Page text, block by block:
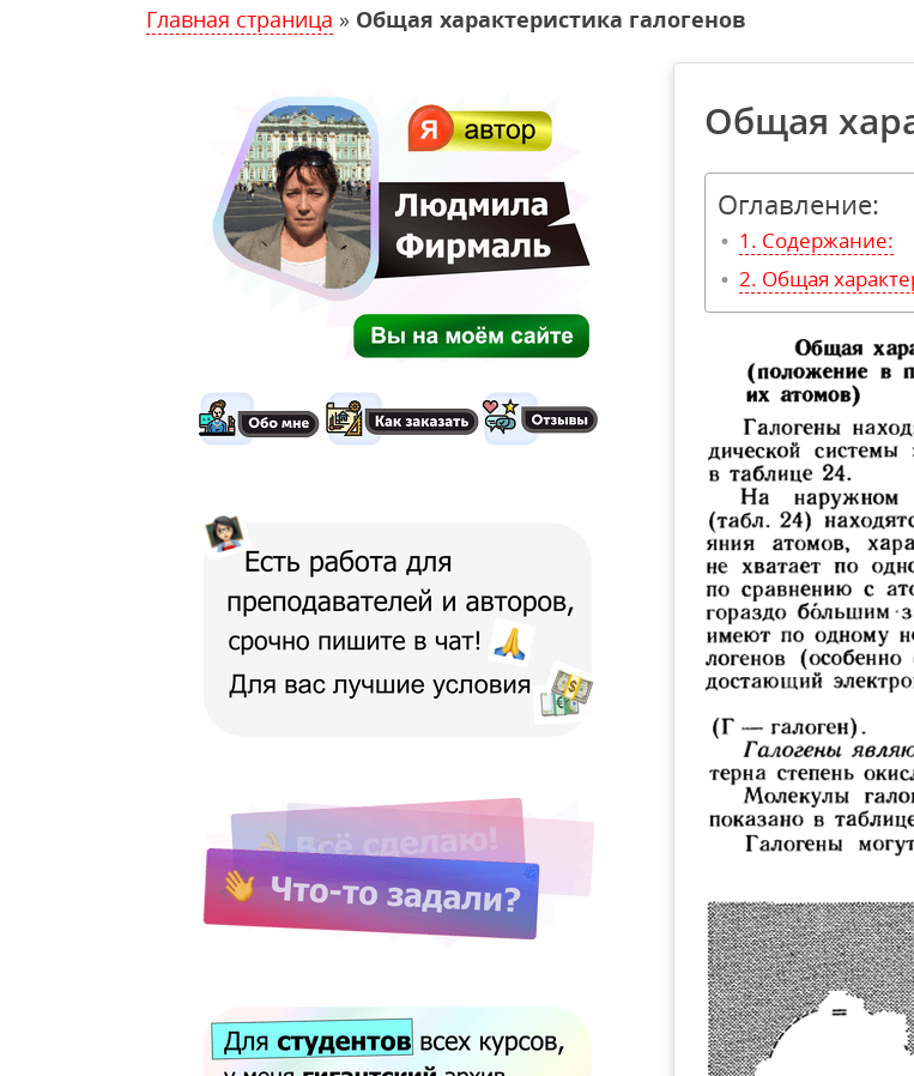
Главная страница » Общая характеристика галогенов
Общая
Оглавление:
Содержание:
Общая